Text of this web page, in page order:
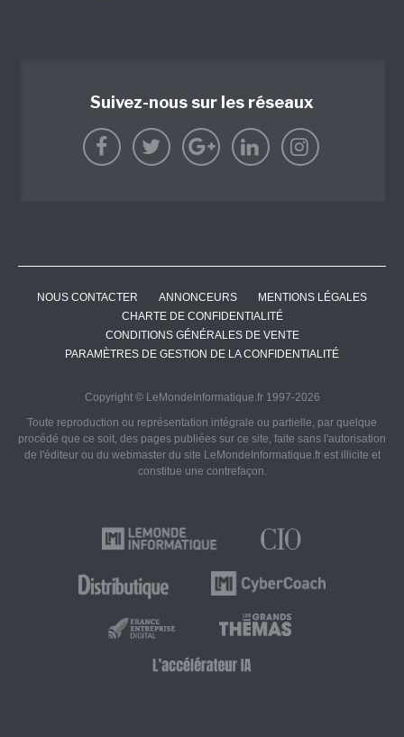
Suivez-nous sur les réseaux
NOUS CONTACTER ANNONCEURS
MENTIONS LÉGALES
CHARTE DE CONFIDENTIALITÉ
CONDITIONS GÉNÉRALES DE VENTE
PARAMÈTRES DE GESTION DE LA CONFIDENTIALITÉ
Copyright © LeMondeInformatique.fr 1997-2026
Toute reproduction ou représentation intégrale ou partielle, par quelque
procédé que ce soit, des pages publiées sur ce site, faite sans l'autorisation
de l'éditeur ou du webmaster du site LeMondeInformatique.fr est illicite et
constitue une contrefaçon.